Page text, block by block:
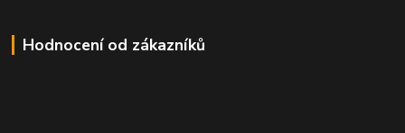
Hodnocení od zákazníků